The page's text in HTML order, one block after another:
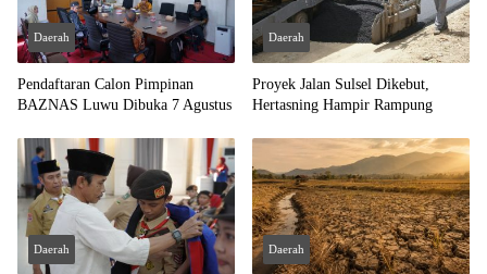
Daerah
Pendaftaran Calon Pimpinan
BAZNAS Luwu Dibuka 7 Agustus
Daerah
Proyek Jalan Sulsel Dikebut,
Hertasning Hampir Rampung
Daerah Daerah